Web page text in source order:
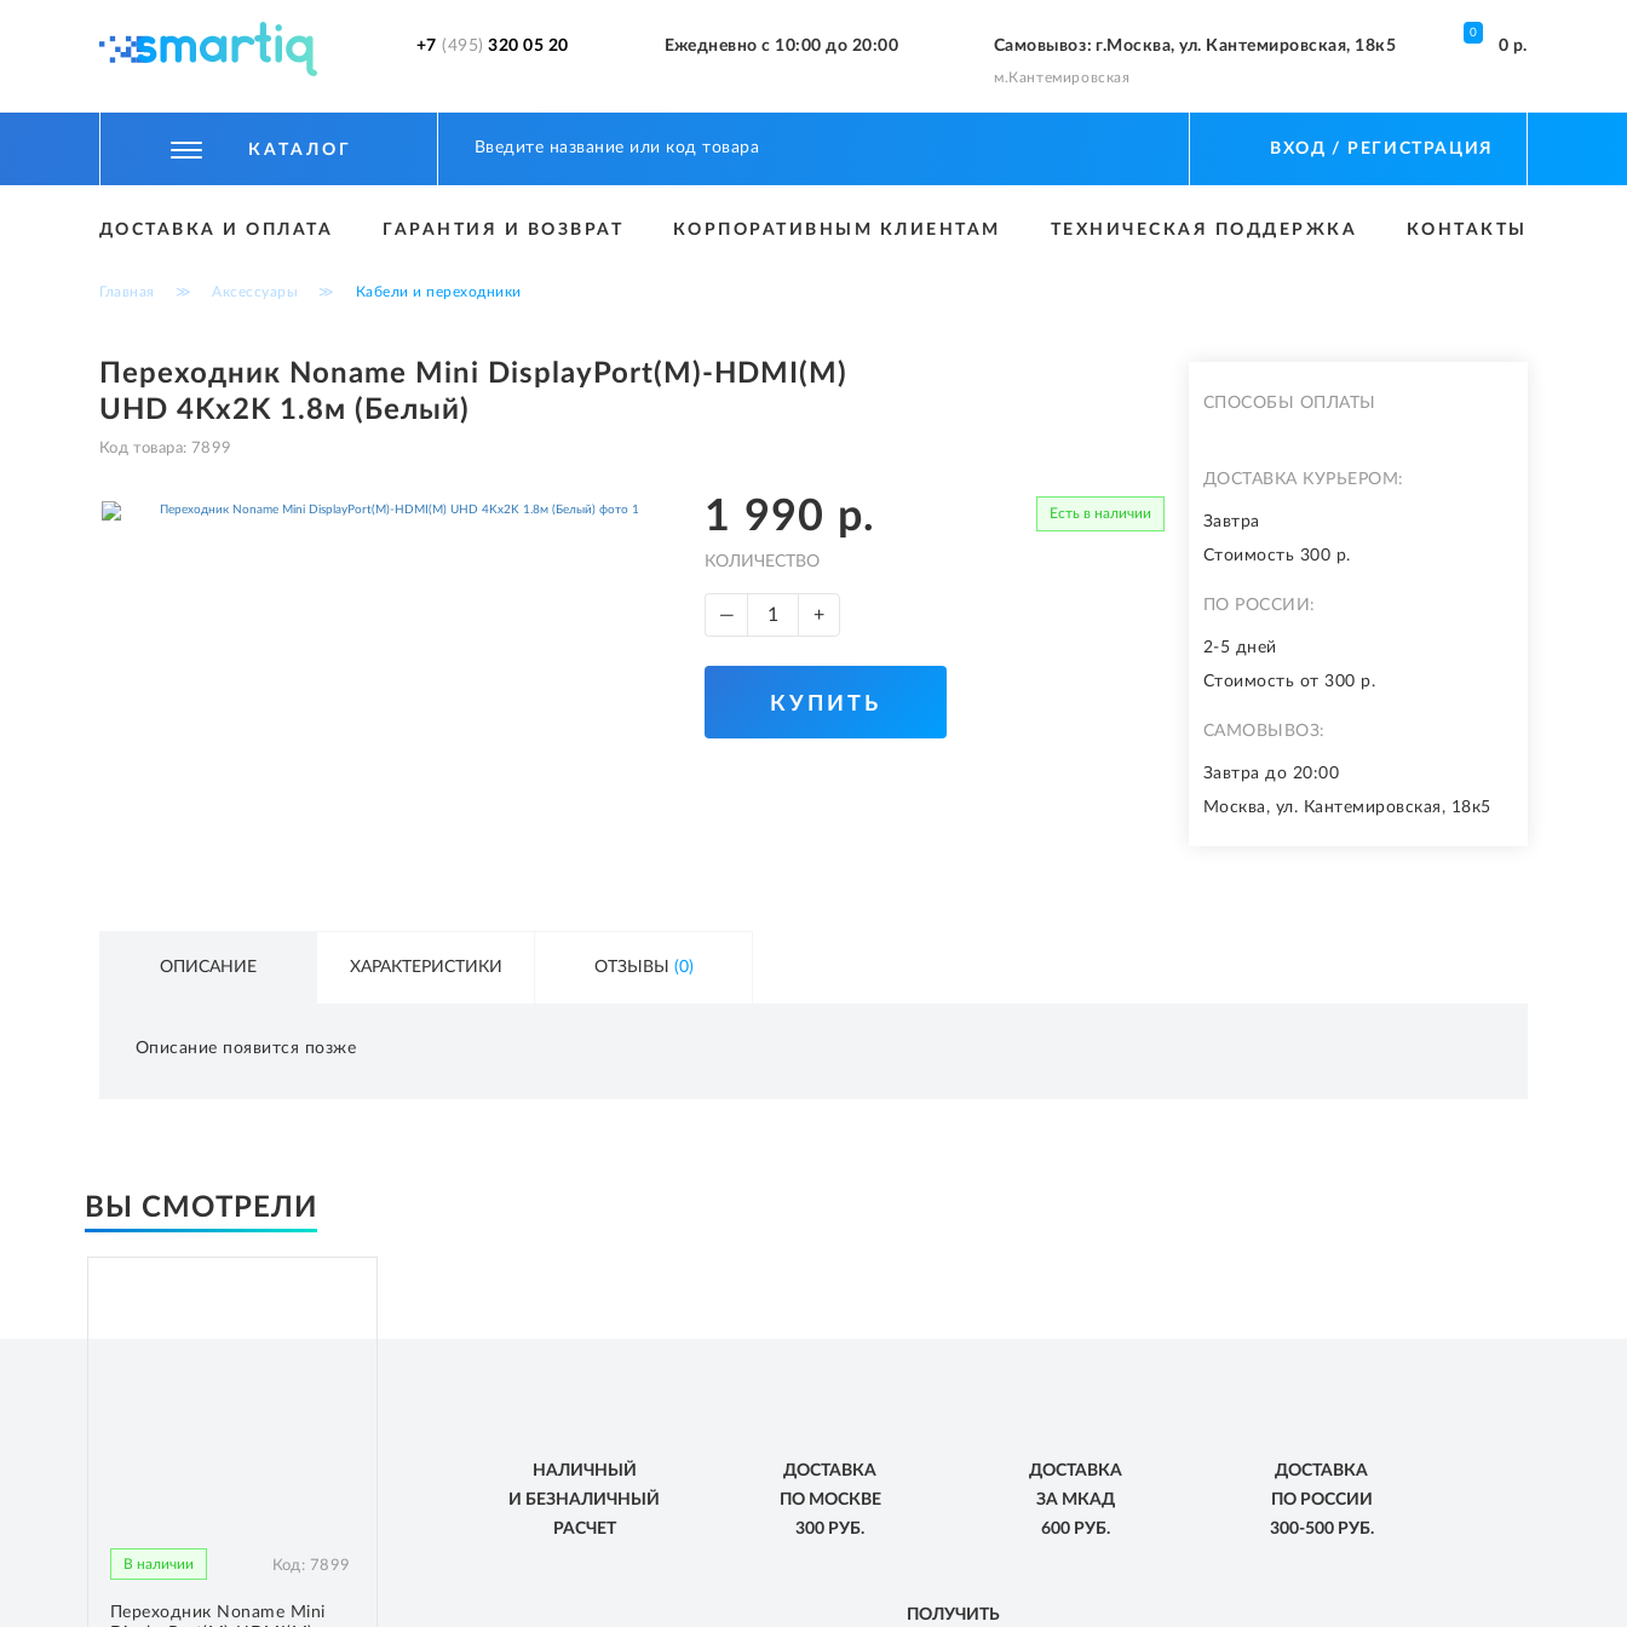
+7 (495) 320 05 20 Ежедневно с 10:00 до 20:00 Самовывоз: г.Москва, ул. Кантемировская, 18к5
м.Кантемировская
0
0 р.
КАТАЛОГ
ТОВАРЫ ДЛЯ АВТО
АКСЕССУАРЫ
ВХОД/ РЕГИСТРАЦИЯ
ДОСТАВКА И ОПЛАТА ГАРАНТИЯ И ВОЗВРАТ КОРПОРАТИВНЫМ КЛИЕНТАМ ТЕХНИЧЕСКАЯ ПОДДЕРЖКА КОНТАКТЫ
Главная ≫ Аксессуары ≫ Кабели и переходники
Переходник Noname Mini DisplayPort(M)-HDMI(M)
UHD 4Kx2K 1.8м (Белый)
Код товара: 7899
1 990 р. Есть в наличии
КОЛИЧЕСТВО
— +
КУПИТЬ
СПОСОБЫ ОПЛАТЫ
ДОСТАВКА КУРЬЕРОМ:
Завтра
Стоимость 300 р.
ПО РОССИИ:
2-5 дней
Стоимость от 300 р.
САМОВЫВОЗ:
Завтра до 20:00
Москва, ул. Кантемировская, 18к5
ОПИСАНИЕ ХАРАКТЕРИСТИКИ ОТЗЫВЫ (0)
Описание появится позже
ВЫ СМОТРЕЛИ
В наличии Код: 7899
Переходник Noname Mini
НАЛИЧНЫЙ
И БЕЗНАЛИЧНЫЙ
РАСЧЕТ
ДОСТАВКА
ПО МОСКВЕ
300 РУБ.
ДОСТАВКА
ЗА МКАД
600 РУБ.
ДОСТАВКА
ПО РОССИИ
300-500 РУБ.
ПОЛУЧИТЬ